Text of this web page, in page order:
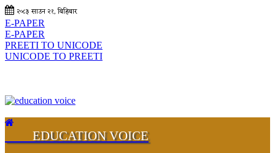
२०८३ साउन २१, बिहिबार
E-PAPER
E-PAPER
PREETI TO UNICODE
UNICODE TO PREETI
EDUCATION VOICE